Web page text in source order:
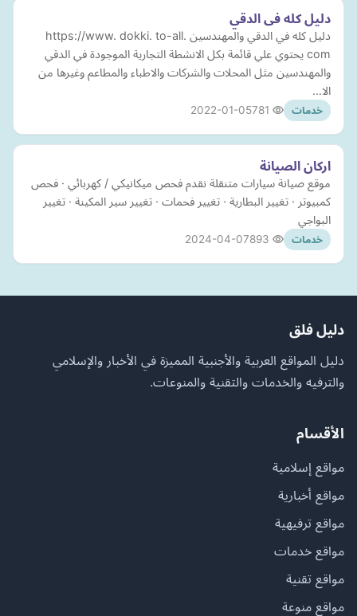
دليل كله فى الدقي
دليل كله في الدقي والمهندسين https://www. dokki. to-all.
com يحتوي علي قائمة بكل الانشطة التجارية الموجودة في الدقي
والمهندسين مثل المحلات والشركات والاطباء والمطاعم وغيرها من
الا…
خدمات 2022-01-05
اركان الصيانة
موقع صيانة سيارات متنقلة نقدم فحص ميكانيكي / كهربائي · فحص
كمبيوتر · تغيير البطارية · تغيير فحمات · تغيير سير المكينة · تغيير
البواجي
خدمات 2024-04-07
دليل فلق
دليل المواقع العربية والأجنبية المميزة في الأخبار والإسلامي
والترفيه والخدمات والتقنية والمنوعات.
الأقسام
مواقع إسلامية
مواقع أخبارية
مواقع ترفيهية
مواقع خدمات
مواقع تقنية
مواقع منوعة